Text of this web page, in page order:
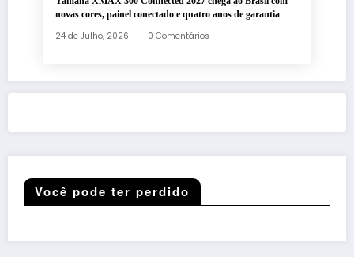
novas cores, painel conectado e quatro anos de garantia
24 de Julho, 2026 0 Comentários
Você pode ter perdido